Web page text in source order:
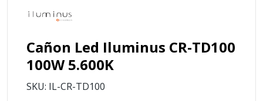
Cañon Led Iluminus CR-TD100
100W 5.600K
SKU: IL-CR-TD100